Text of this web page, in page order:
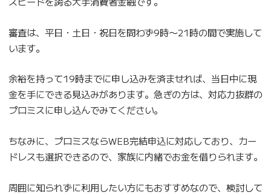
審査は、平日・土日・祝日を問わず9時〜21時の間で実施して
います。
余裕を持って19時までに申し込みを済ませれば、当日中に現
金を手にできる見込みがあります。急ぎの方は、対応力抜群の
プロミスに申し込んでみてください。
ちなみに、プロミスならWEB完結申込に対応しており、カー
ドレスも選択できるので、家族に内緒でお金を借りられます。
周囲に知られずに利用したい方にもおすすめなので、検討して